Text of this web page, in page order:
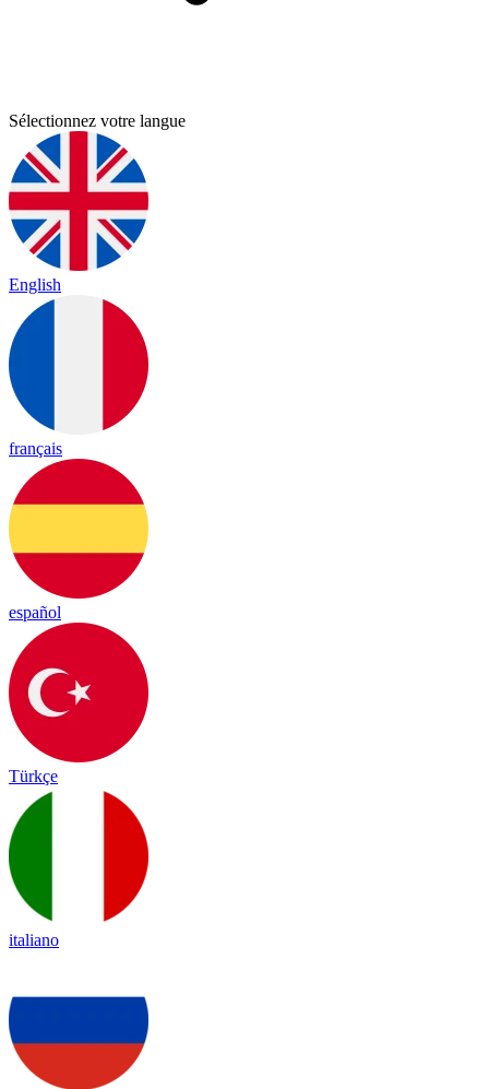
Sélectionnez votre langue
English
français
español
Türkçe
italiano